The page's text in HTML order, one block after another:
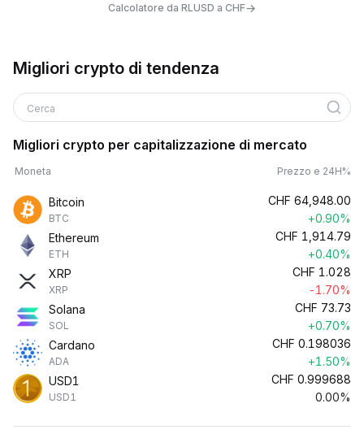
Calcolatore da RLUSD a CHF→
Migliori crypto di tendenza
Cerca
Migliori crypto per capitalizzazione di mercato
Moneta Prezzo e 24H%
Bitcoin
BTC
CHF 64,948.00
+0.90%
Ethereum
ETH
CHF 1,914.79
+0.40%
XRP
XRP
CHF 1.028
-1.70%
Solana
SOL
CHF 73.73
+0.70%
Cardano
ADA
CHF 0.198036
+1.50%
USD1
USD1
CHF 0.999688
0.00%